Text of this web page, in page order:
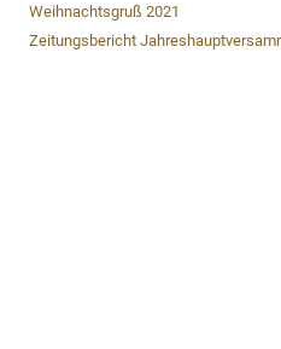
Weihnachtsgruß 2021
Zeitungsbericht